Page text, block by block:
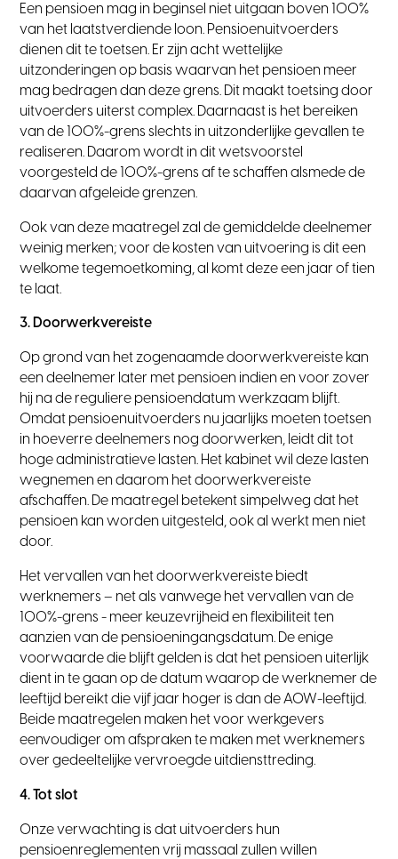
Een pensioen mag in beginsel niet uitgaan boven 100%
van het laatstverdiende loon. Pensioenuitvoerders
dienen dit te toetsen. Er zijn acht wettelijke
uitzonderingen op basis waarvan het pensioen meer
mag bedragen dan deze grens. Dit maakt toetsing door
uitvoerders uiterst complex. Daarnaast is het bereiken
van de 100%-grens slechts in uitzonderlijke gevallen te
realiseren. Daarom wordt in dit wetsvoorstel
voorgesteld de 100%-grens af te schaffen alsmede de
daarvan afgeleide grenzen.
Ook van deze maatregel zal de gemiddelde deelnemer
weinig merken; voor de kosten van uitvoering is dit een
welkome tegemoetkoming, al komt deze een jaar of tien
te laat.
3. Doorwerkvereiste
Op grond van het zogenaamde doorwerkvereiste kan
een deelnemer later met pensioen indien en voor zover
hij na de reguliere pensioendatum werkzaam blijft.
Omdat pensioenuitvoerders nu jaarlijks moeten toetsen
in hoeverre deelnemers nog doorwerken, leidt dit tot
hoge administratieve lasten. Het kabinet wil deze lasten
wegnemen en daarom het doorwerkvereiste
afschaffen. De maatregel betekent simpelweg dat het
pensioen kan worden uitgesteld, ook al werkt men niet
door.
Het vervallen van het doorwerkvereiste biedt
werknemers – net als vanwege het vervallen van de
100%-grens - meer keuzevrijheid en flexibiliteit ten
aanzien van de pensioeningangsdatum. De enige
voorwaarde die blijft gelden is dat het pensioen uiterlijk
dient in te gaan op de datum waarop de werknemer de
leeftijd bereikt die vijf jaar hoger is dan de AOW-leeftijd.
Beide maatregelen maken het voor werkgevers
eenvoudiger om afspraken te maken met werknemers
over gedeeltelijke vervroegde uitdiensttreding.
4. Tot slot
Onze verwachting is dat uitvoerders hun
pensioenreglementen vrij massaal zullen willen